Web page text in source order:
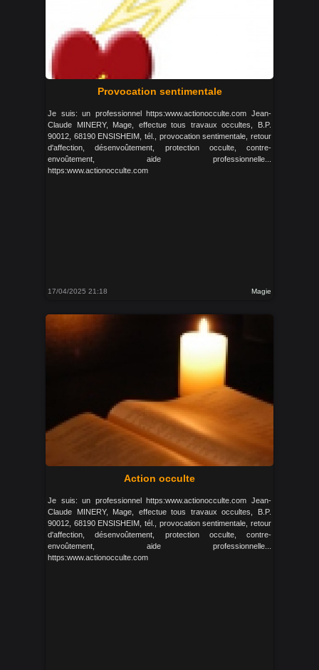
Provocation sentimentale
Je suis: un professionnel https:www.actionocculte.com Jean-
Claude MINERY, Mage, effectue tous travaux occultes, B.P.
90012, 68190 ENSISHEIM, tél., provocation sentimentale, retour
d'affection, désenvoûtement, protection occulte, contre-
envoûtement, aide professionnelle...
https:www.actionocculte.com
17/04/2025 21:18 Magie
Action occulte
Je suis: un professionnel https:www.actionocculte.com Jean-
Claude MINERY, Mage, effectue tous travaux occultes, B.P.
90012, 68190 ENSISHEIM, tél., provocation sentimentale, retour
d'affection, désenvoûtement, protection occulte, contre-
envoûtement, aide professionnelle...
https:www.actionocculte.com